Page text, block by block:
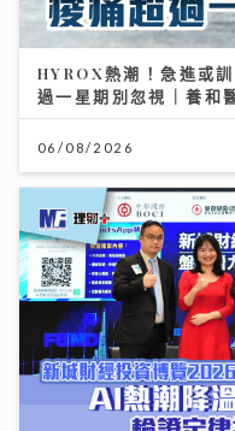
HYROX熱潮！急進或
過一星期別忽視｜養和
06/08/2026